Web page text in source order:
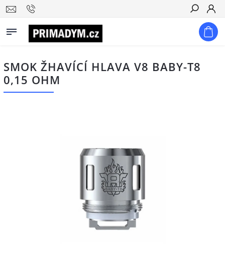
Hledat
SMOK ŽHAVÍCÍ HLAVA V8 BABY-T8
0,15 OHM